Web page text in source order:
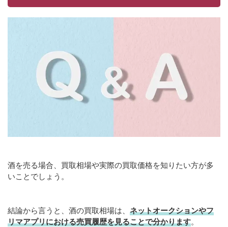
酒を売る場合、買取相場や実際の買取価格を知りたい方が多
いことでしょう。
結論から言うと、酒の買取相場は、 ネットオークションやフ
リマアプリにおける売買履歴を見ることで分かります。